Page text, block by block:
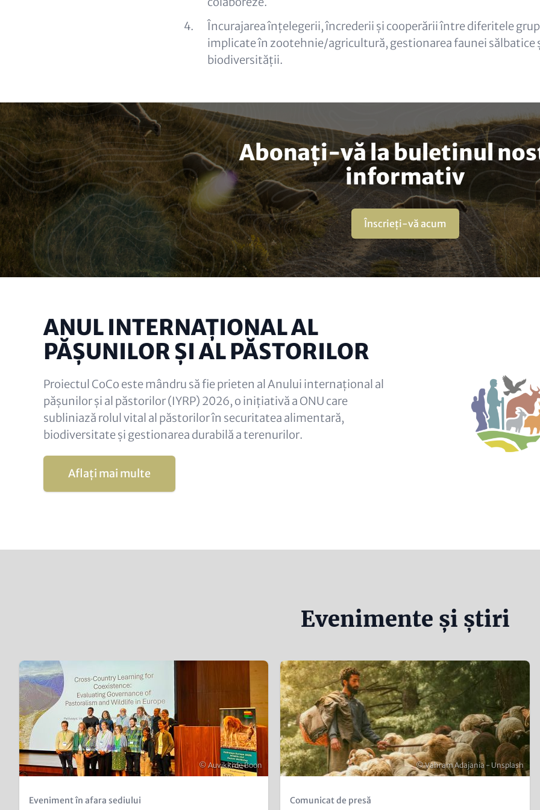
Încurajarea înțelegerii, încrederii și cooperării între diferitele
implicate în zootehnie/agricultură, gestionarea faunei sălbatice
biodiversității.
Abonați-vă la buletinul
informativ
Înscrieți-vă acum
ANUL INTERNAȚIONAL AL
PĂȘUNILOR ȘI AL PĂSTORILOR
Proiectul CoCo este mândru să fie prieten al Anului internațional al
pășunilor și al păstorilor (IYRP) 2026, o inițiativă a ONU care
subliniază rolul vital al păstorilor în securitatea alimentară,
biodiversitate și gestionarea durabilă a terenurilor.
Aflați mai multe
Evenimente și știri
Content
items
Teaser
Image
Copyright
© Auvikki de Boon
Kicker
Eveniment în afara sediului
Teaser
Image
Copyright
© Vahram Adajania - Unsplash
Kicker
Comunicat de presă